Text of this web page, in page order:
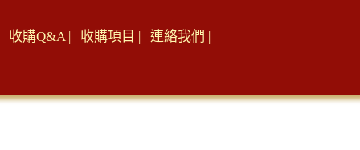
收購Q&A | 收購項目 | 連絡我們 |